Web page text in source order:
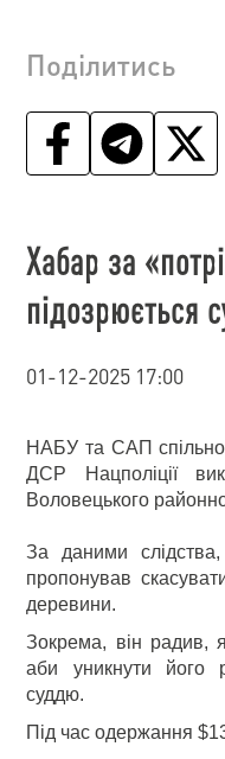
Поділитись
Хабар за
підозрюється
01-12-2025 17:00
НАБУ та САП спільно
ДСР Нацполіції
Воловецького
За даними
пропонував
деревини.
Зокрема, він радив,
аби уникнути його
суддю.
Під час одержання